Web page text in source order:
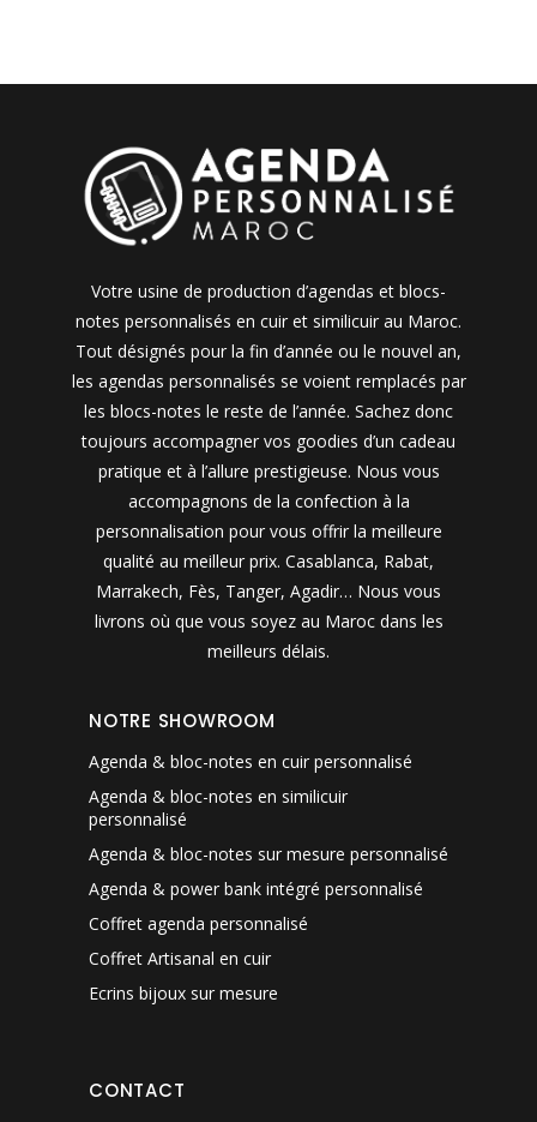
Votre usine de production d’agendas et blocs-
notes personnalisés en cuir et similicuir au Maroc.
Tout désignés pour la fin d’année ou le nouvel an,
les agendas personnalisés se voient remplacés par
les blocs-notes le reste de l’année. Sachez donc
toujours accompagner vos goodies d’un cadeau
pratique et à l’allure prestigieuse. Nous vous
accompagnons de la confection à la
personnalisation pour vous offrir la meilleure
qualité au meilleur prix. Casablanca, Rabat,
Marrakech, Fès, Tanger, Agadir… Nous vous
livrons où que vous soyez au Maroc dans les
meilleurs délais.
NOTRE SHOWROOM
Agenda & bloc-notes en cuir personnalisé
Agenda & bloc-notes en similicuir
personnalisé
Agenda & bloc-notes sur mesure personnalisé
Agenda & power bank intégré personnalisé
Coffret agenda personnalisé
Coffret Artisanal en cuir
Ecrins bijoux sur mesure
CONTACT